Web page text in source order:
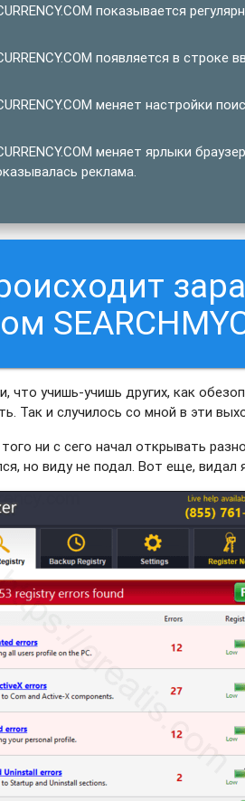
показывается
появляется в
меняет настройки
меняет ярлыки
реклама.
что учишь-учишь других, как
Так и случилось со мной в эти
ни с сего начал открывать
но виду не подал. Вот еще, видал